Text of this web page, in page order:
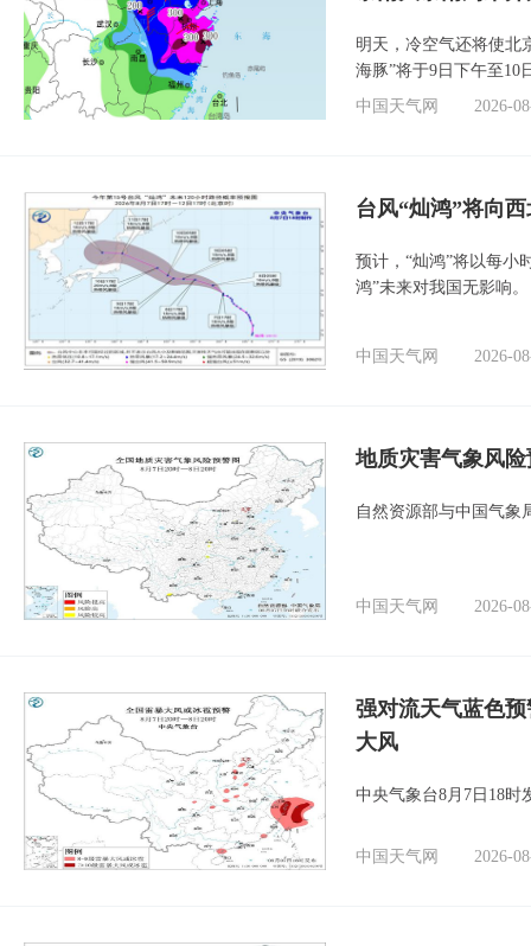
明天，冷空气还将使北
海豚”将于9日下午至10
中国天气网
2026-
台风“灿鸿”将向
预计，“灿鸿”将以每小
鸿”未来对我国无影响。
中国天气网 2026-
地质灾害气象风
自然资源部与中国气象
中国天气网 2026-
强对流天气蓝色
大风
中央气象台8月7日18时
中国天气网 2026-